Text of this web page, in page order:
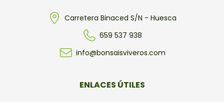
Carretera Binaced S/N - Huesca
659 537 938
info@bonsaisviveros.com
ENLACES ÚTILES